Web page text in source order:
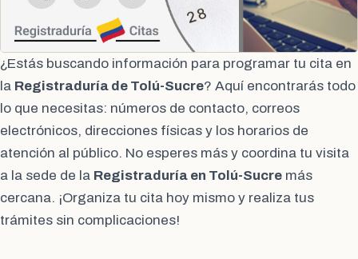
¿Estás buscando información para programar tu cita en
la Registraduría de Tolú-Sucre? Aquí encontrarás todo
lo que necesitas: números de contacto, correos
electrónicos, direcciones físicas y los horarios de
atención al público. No esperes más y coordina tu visita
a la sede de la Registraduría en Tolú-Sucre más
cercana. ¡Organiza tu cita hoy mismo y realiza tus
trámites sin complicaciones!